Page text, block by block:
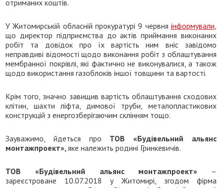
отриманих коштів.
У Житомирській обласній прокуратурі 9 червня інформували
що директор підприємства до актів приймання виконаних
робіт та довідок про їх вартість ним вніс завідомо
неправдиві відомості щодо виконання робіт з облаштування
мембранної покрівлі, які фактично не виконувалися, а також
щодо використання газоблоків іншої товщини та вартості.
Крім того, значно завищив вартість облаштування сходових
клітин, шахти ліфта, димової труби, металопластикових
конструкцій з енергозберігаючим склінням тощо.
Зауважимо, йдеться про ТОВ «Будівельний альянс
монтажпроект»,яке належить родині Гринкевичів.
ТОВ «Будівельний альянс монтажпроект» –
зареєстроване 10.07.2018 у Житомирі, згодом фірма